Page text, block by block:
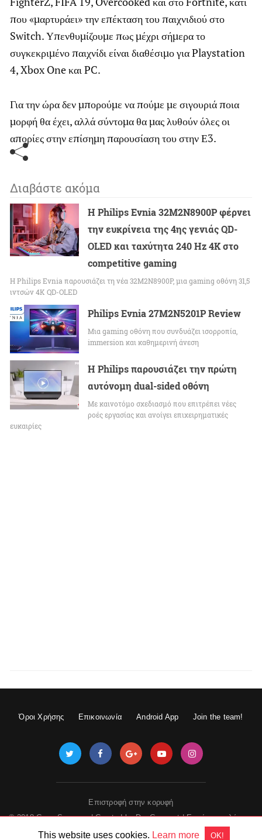
που «μαρτυράει» την επέκταση του παιχνιδιού στο
Switch. Υπενθυμίζουμε πως μέχρι σήμερα το
συγκεκριμένο παιχνίδι είναι διαθέσιμο για Playstation
4, Xbox One και PC.
Για την ώρα δεν μπορούμε να πούμε με σιγουριά ποια
μορφή θα έχει, αλλά σύντομα θα μας λυθούν όλες οι
απορίες στην επίσημη παρουσίαση του στην Ε3.
Διαβάστε ακόμα
Η Philips Evnia 32M2N8900P φέρνει
την ευκρίνεια της 4ης γενιάς QD-
OLED και ταχύτητα 240 Hz 4K στο
competitive gaming
Η Philips Evnia παρουσιάζει τη νέα 32M2N8900P, μια gaming οθόνη 31,5
ιντσών 4K QD-OLED
Philips Evnia 27M2N5201P Review
Μια gaming οθόνη που συνδυάζει ισορροπία,
immersion και καθημερινή άνεση
Η Philips παρουσιάζει την πρώτη
αυτόνομη dual-sided οθόνη
Με καινοτόμο σχεδιασμό που επιτρέπει νέες
ροές εργασίας και ανοίγει επιχειρηματικές
ευκαιρίες
Όροι Χρήσης Επικοινωνία Android App Join the team!
Επιστροφή στην κορυφή
© 2018 GameSpace.gr | Created byDevGuru.net|Εμφάνιση πλήρους
This website uses cookies. Learn more OK!